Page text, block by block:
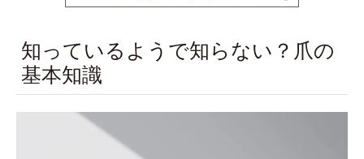
知っているようで知らない？爪の
基本知識